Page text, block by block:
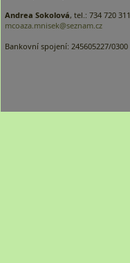
Andrea Sokolová, tel.: 734 720 311
mcoaza.mnisek@seznam.cz
Bankovní spojení: 245605227/0300